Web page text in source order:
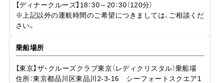
クルーズプランについて詳しくはお問い合わせください。
特記事項
・クルーズプランについて詳しくはお問い合わせ